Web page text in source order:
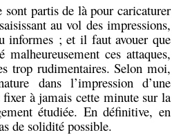
sont partis de là pour caricaturer
au vol des impressions,
informes ; et il faut avouer que
ces attaques,
trop rudimentaires. Selon moi,
dans l’impression d’une
à jamais cette minute sur la
étudiée. En définitive, en
de solidité possible.